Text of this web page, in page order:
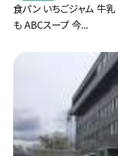
食パン いちごジャム 牛
も ABCスープ 今...